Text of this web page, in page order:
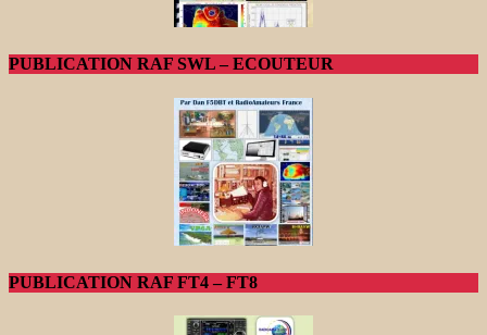
PUBLICATION RAF SWL – ECOUTEUR
PUBLICATION RAF FT4 – FT8